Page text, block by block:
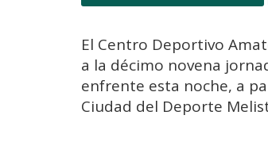
El Centro Deportivo
a la décimo novena
enfrente esta noche, a
Ciudad del Deporte